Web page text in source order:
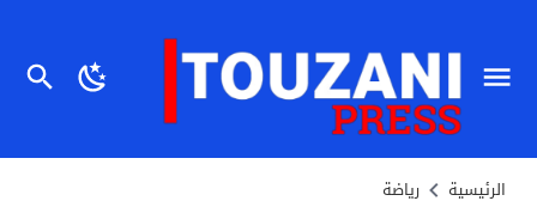
الرئيسية رياضة